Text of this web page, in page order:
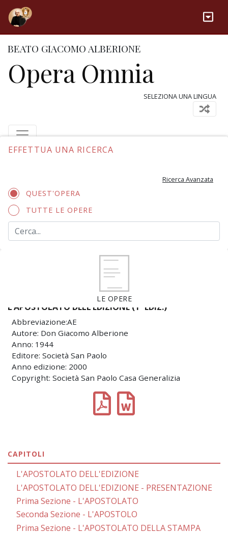
BEATO GIACOMO ALBERIONE
Opera Omnia
SELEZIONA UNA LINGUA
EFFETTUA UNA RICERCA
Ricerca Avanzata
QUEST'OPERA
TUTTE LE OPERE
LE OPERE
L’APOSTOLATO DELL’EDIZIONE (1ª EDIZ.)
Abbreviazione:AE
Autore: Don Giacomo Alberione
Anno: 1944
Editore: Società San Paolo
Anno edizione: 2000
Copyright: Società San Paolo Casa Generalizia
CAPITOLI
L'APOSTOLATO DELL'EDIZIONE
L'APOSTOLATO DELL'EDIZIONE - PRESENTAZIONE
Prima Sezione - L'APOSTOLATO
Seconda Sezione - L'APOSTOLO
Prima Sezione - L'APOSTOLATO DELLA STAMPA